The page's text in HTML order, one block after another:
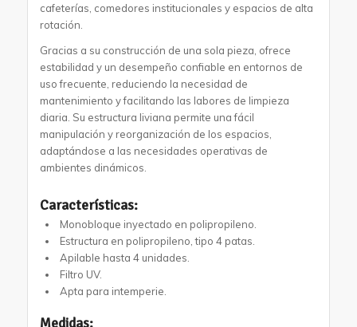
cafeterías, comedores institucionales y espacios de alta
rotación.
Gracias a su construcción de una sola pieza, ofrece
estabilidad y un desempeño confiable en entornos de
uso frecuente, reduciendo la necesidad de
mantenimiento y facilitando las labores de limpieza
diaria. Su estructura liviana permite una fácil
manipulación y reorganización de los espacios,
adaptándose a las necesidades operativas de
ambientes dinámicos.
Características:
Monobloque inyectado en polipropileno.
Estructura en polipropileno, tipo 4 patas.
Apilable hasta 4 unidades.
Filtro UV.
Apta para intemperie.
Medidas: